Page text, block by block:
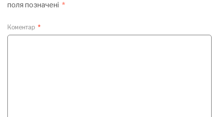
поля позначені *
Коментар *